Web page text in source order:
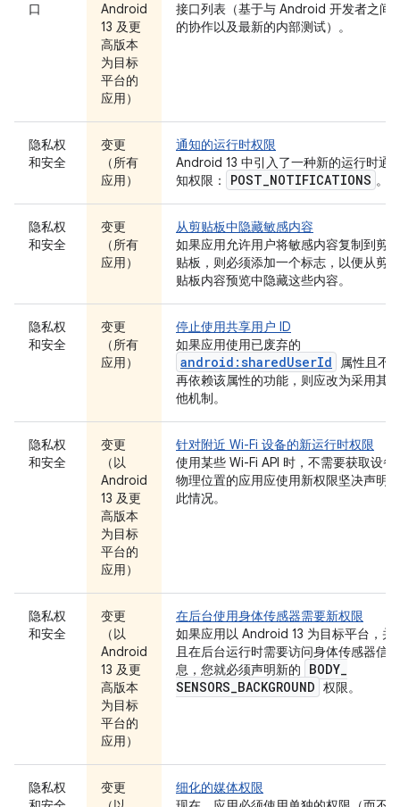
口
Android
13 及更
高版本
为目标
平台的
应用）
接口列表（基于与 Android 开发者之间
的协作以及最新的内部测试）。
隐私权
和安全
变更
（所有
应用）
通知的运行时权限
Android 13 中引入了一种新的运行时通
知权限：
POST_NOTIFICATIONS 。
隐私权
和安全
变更
（所有
应用）
从剪贴板中隐藏敏感内容
如果应用允许用户将敏感内容复制到剪
贴板，则必须添加一个标志，以便从剪
贴板内容预览中隐藏这些内容。
隐私权
和安全
变更
（所有
应用）
停止使用共享用户 ID
如果应用使用已废弃的
android:sharedUserId
属性且不
再依赖该属性的功能，则应改为采用其
他机制。
隐私权
和安全
变更
（以
Android
13 及更
高版本
为目标
平台的
应用）
针对附近 Wi-Fi 设备的新运行时权限
使用某些 Wi-Fi API 时，不需要获取设备
物理位置的应用应使用新权限坚决声明
此情况。
隐私权
和安全
变更
（以
Android
13 及更
高版本
为目标
平台的
应用）
在后台使用身体传感器需要新权限
如果应用以 Android 13 为目标平台，并
且在后台运行时需要访问身体传感器信
息，您就必须声明新的
BODY_
SENSORS_BACKGROUND 权限。
隐私权
变更
细化的媒体权限